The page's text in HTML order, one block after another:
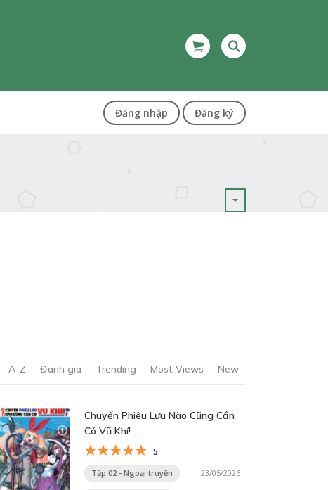
Đăng nhập Đăng ký
A-Z Đánh giá Trending Most Views New
Chuyến Phiêu Lưu Nào Cũng Cần
Có Vũ Khí!
5
Tập 02 - Ngoại truyện 23/05/2026